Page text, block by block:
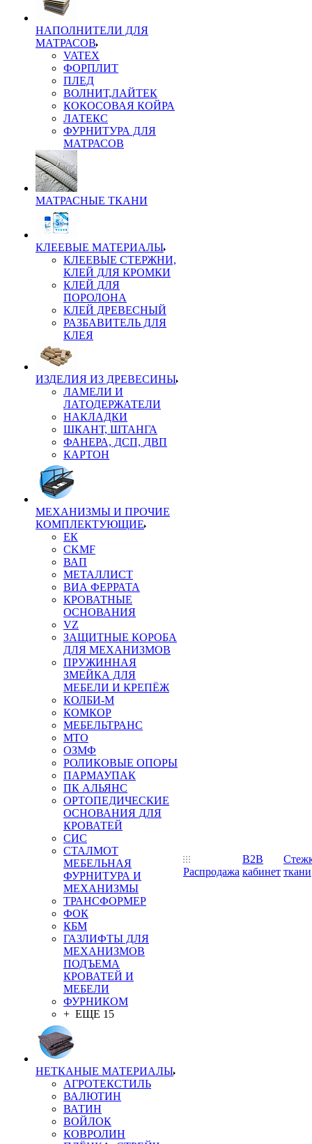
НАПОЛНИТЕЛИ ДЛЯ
МАТРАСОВ
VATEX
ФОРПЛИТ
ПЛЕД
ВОЛНИТ,ЛАЙТЕК
КОКОСОВАЯ КОЙРА
ЛАТЕКС
ФУРНИТУРА ДЛЯ
МАТРАСОВ
МАТРАСНЫЕ ТКАНИ
КЛЕЕВЫЕ МАТЕРИАЛЫ
КЛЕЕВЫЕ СТЕРЖНИ,
КЛЕЙ ДЛЯ КРОМКИ
КЛЕЙ ДЛЯ
ПОРОЛОНА
КЛЕЙ ДРЕВЕСНЫЙ
РАЗБАВИТЕЛЬ ДЛЯ
КЛЕЯ
ИЗДЕЛИЯ ИЗ ДРЕВЕСИНЫ
ЛАМЕЛИ И
ЛАТОДЕРЖАТЕЛИ
НАКЛАДКИ
ШКАНТ, ШТАНГА
ФАНЕРА, ДСП, ДВП
КАРТОН
МЕХАНИЗМЫ И ПРОЧИЕ
КОМПЛЕКТУЮЩИЕ
ЕК
CKMF
ВАП
МЕТАЛЛИСТ
ВИА ФЕРРАТА
КРОВАТНЫЕ
ОСНОВАНИЯ
VZ
ЗАЩИТНЫЕ КОРОБА
ДЛЯ МЕХАНИЗМОВ
ПРУЖИННАЯ
ЗМЕЙКА ДЛЯ
МЕБЕЛИ И КРЕПЁЖ
КОЛБИ-М
КОМКОР
МЕБЕЛЬТРАНС
MTO
ОЗМФ
РОЛИКОВЫЕ ОПОРЫ
ПАРМАУПАК
ПК АЛЬЯНС
ОРТОПЕДИЧЕСКИЕ
ОСНОВАНИЯ ДЛЯ
КРОВАТЕЙ
СИС
СТАЛМОТ
МЕБЕЛЬНАЯ
ФУРНИТУРА И
МЕХАНИЗМЫ
ТРАНСФОРМЕР
ФОК
КБМ
ГАЗЛИФТЫ ДЛЯ
МЕХАНИЗМОВ
ПОДЪЕМА
КРОВАТЕЙ И
МЕБЕЛИ
ФУРНИКОМ
+ ЕЩЕ 15
НЕТКАНЫЕ МАТЕРИАЛЫ
АГРОТЕКСТИЛЬ
ВАЛЮТИН
ВАТИН
ВОЙЛОК
КОВРОЛИН
Распродажа
B2B
кабинет ткани